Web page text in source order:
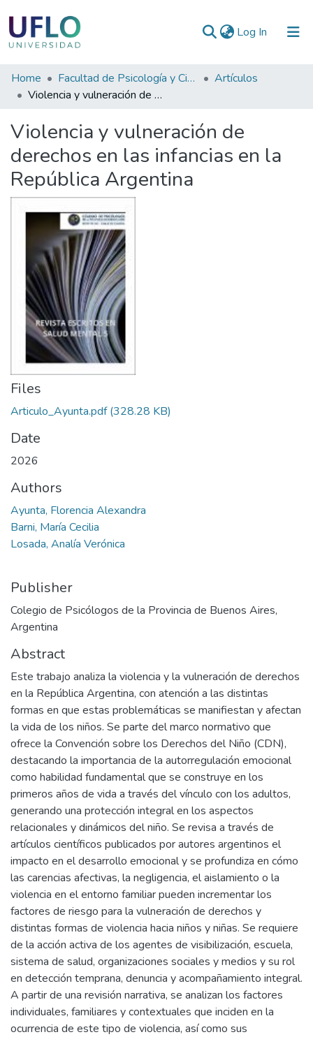
Log In (current)
Communities
&
All of RIUFLO
Statistics
Home Facultad de Psicología y Ciencias Sociales
Artículos
Violencia y vulneración de derechos en las infancias en la República Argentina
Violencia y vulneración de
derechos en las infancias en la
República Argentina
Files
Articulo_Ayunta.pdf(328.28 KB)
Date
2026
Authors
Ayunta, Florencia Alexandra
Barni, María Cecilia
Losada, Analía Verónica
Publisher
Colegio de Psicólogos de la Provincia de Buenos Aires,
Argentina
Abstract
Este trabajo analiza la violencia y la vulneración de derechos
en la República Argentina, con atención a las distintas
formas en que estas problemáticas se manifiestan y afectan
la vida de los niños. Se parte del marco normativo que
ofrece la Convención sobre los Derechos del Niño (CDN),
destacando la importancia de la autorregulación emocional
como habilidad fundamental que se construye en los
primeros años de vida a través del vínculo con los adultos,
generando una protección integral en los aspectos
relacionales y dinámicos del niño. Se revisa a través de
artículos científicos publicados por autores argentinos el
impacto en el desarrollo emocional y se profundiza en cómo
las carencias afectivas, la negligencia, el aislamiento o la
violencia en el entorno familiar pueden incrementar los
factores de riesgo para la vulneración de derechos y
distintas formas de violencia hacia niños y niñas. Se requiere
de la acción activa de los agentes de visibilización, escuela,
sistema de salud, organizaciones sociales y medios y su rol
en detección temprana, denuncia y acompañamiento integral.
A partir de una revisión narrativa, se analizan los factores
individuales, familiares y contextuales que inciden en la
ocurrencia de este tipo de violencia, así como sus